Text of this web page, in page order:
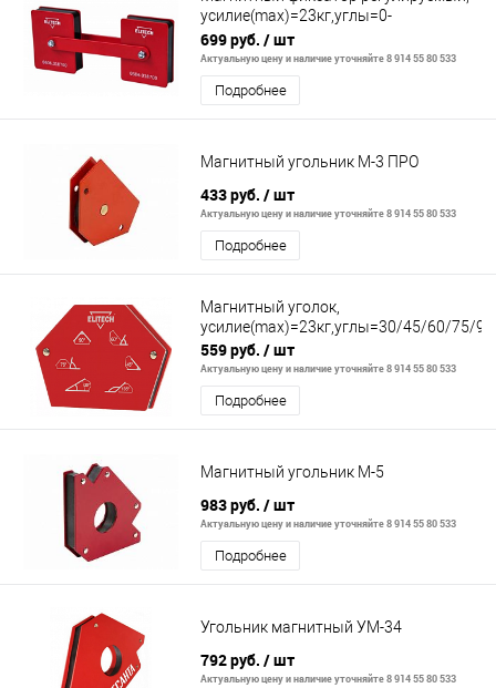
усилие(max)=23кг,углы=0-
360,блистер,1шт
699 руб. / шт
Актуальную цену и наличие уточняйте 8 914 55 80 533
Подробнее
Магнитный угольник М-3 ПРО
433 руб. / шт
Актуальную цену и наличие уточняйте 8 914 55 80 533
Подробнее
Магнитный уголок,
усилие(max)=23кг,углы=30/45/60/75/
559 руб. / шт
Актуальную цену и наличие уточняйте 8 914 55 80 533
Подробнее
Магнитный угольник М-5
983 руб. / шт
Актуальную цену и наличие уточняйте 8 914 55 80 533
Подробнее
Угольник магнитный УМ-34
792 руб. / шт
Актуальную цену и наличие уточняйте 8 914 55 80 533